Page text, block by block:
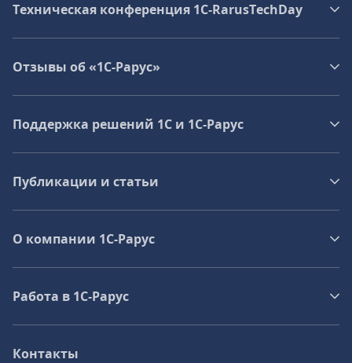
Техническая конференция 1C‑RarusTechDay
Отзывы об «1С-Рарус»
Поддержка решений 1С и 1С‑Рарус
Публикации и статьи
О компании 1C-Рарус
Работа в 1С‑Рарус
Контакты